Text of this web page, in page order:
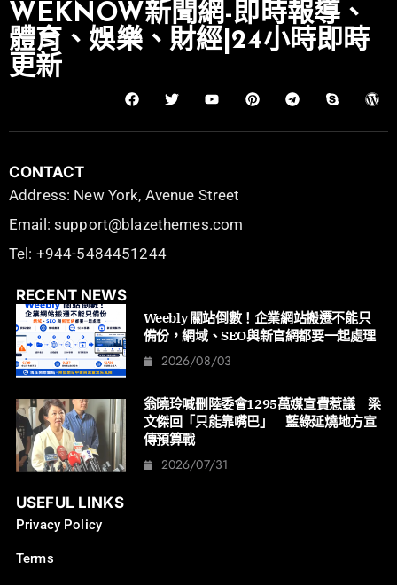
WEKNOW新聞網-即時報導、
體育、娛樂、財經|24小時即時
更新
CONTACT
Address: New York, Avenue Street
Email: support@blazethemes.com
Tel: +944-5484451244
RECENT NEWS
Weebly 關站倒數！企業網站搬遷不能只
備份，網域、SEO與新官網都要一起處理
2026/08/03
翁曉玲喊刪陸委會1295萬媒宣費惹議 梁
文傑回「只能靠嘴巴」 藍綠延燒地方宣
傳預算戰
2026/07/31
USEFUL LINKS
Privacy Policy
Terms